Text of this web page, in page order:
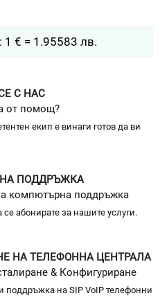
1 € = 1.95583 лв.
С НАС
от помощ?
екип е винаги готов да ви
ПОДДРЪЖКА
компютърна поддръжка
абонирате за нашите услуги.
НА ТЕЛЕФОННА ЦЕНТРАЛА
& Конфигуриране
поддръжка на SIP VoIP телефонни